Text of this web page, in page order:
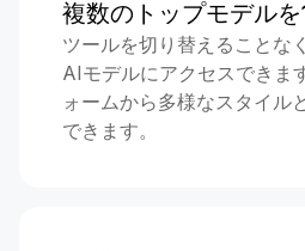
複数のトップモデル
ツールを切り替えることな
AIモデルにアクセスできま
ォームから多様なスタイル
できます。